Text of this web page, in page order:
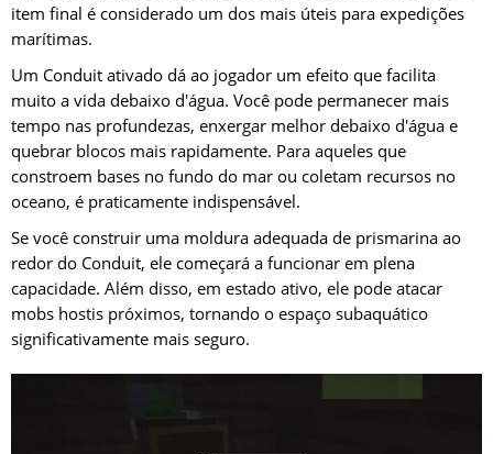
item final é considerado um dos mais úteis para expedições
marítimas.
Um Conduit ativado dá ao jogador um efeito que facilita
muito a vida debaixo d'água. Você pode permanecer mais
tempo nas profundezas, enxergar melhor debaixo d'água e
quebrar blocos mais rapidamente. Para aqueles que
constroem bases no fundo do mar ou coletam recursos no
oceano, é praticamente indispensável.
Se você construir uma moldura adequada de prismarina ao
redor do Conduit, ele começará a funcionar em plena
capacidade. Além disso, em estado ativo, ele pode atacar
mobs hostis próximos, tornando o espaço subaquático
significativamente mais seguro.